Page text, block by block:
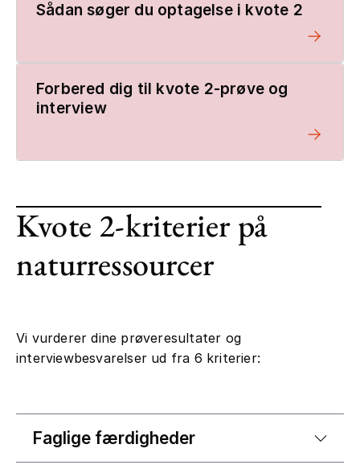
Sådan søger du optagelse i kvote 2
Forbered dig til kvote 2-prøve og
interview
Kvote 2-kriterier på
naturressourcer
Vi vurderer dine prøveresultater og
interviewbesvarelser ud fra 6 kriterier:
Faglige færdigheder